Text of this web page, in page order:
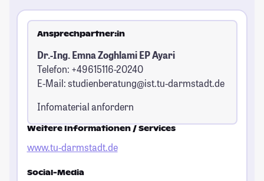
Ansprechpartner:in
Dr.-Ing. Emna Zoghlami EP Ayari
Telefon: +49615116-20240
E-Mail:studienberatung@ist.tu-darmstadt.de
Infomaterial anfordern
Weitere Informationen / Services
www.tu-darmstadt.de
Social-Media